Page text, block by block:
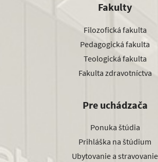
Fakulty
Filozofická fakulta
Pedagogická fakulta
Teologická fakulta
Fakulta zdravotníctva
Pre uchádzača
Ponuka štúdia
Prihláška na štúdium
Ubytovanie a stravovanie